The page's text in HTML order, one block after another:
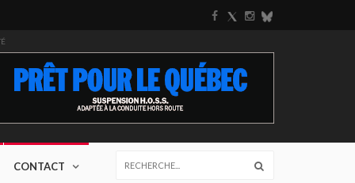
CONTACT